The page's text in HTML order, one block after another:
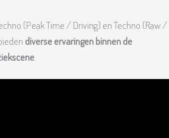
(Peak Time / Driving) en Techno (Raw /
diverse ervaringen binnen de